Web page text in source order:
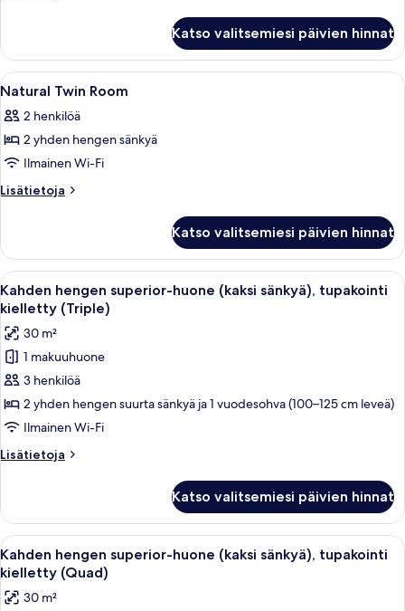
Room
Katso valitsemiesi päivien hinnat
Avaa
kaikki
huonetyypin
Natural
Twin
Room
Hotellihuone, jossa on kaksi sänkyä,
8
Natural Twin Room
2 henkilöä
2 yhden hengen sänkyä
Ilmainen Wi-Fi
Lisätietoja
Lisätietoja
Room
Katso valitsemiesi päivien hinnat
Avaa
kaikki
huonetyypin
Kahden
hengen
superior-
huone
(kaksi
sänkyä),
tupakointi
(Triple)
kuvat
Hotellihuone, jossa on kaksi sänkyä,
11
Kahden hengen superior-huone (kaksi sänkyä), tupakointi
kielletty (Triple)
30 m²
1 makuuhuone
3 henkilöä
2 yhden hengen suurta sänkyä ja 1 vuodesohva (100–125 cm leveä)
Ilmainen Wi-Fi
Lisätietoja
Lisätietoja
superior-
huone
(kaksi
sänkyä),
tupakointi
kielletty
Katso valitsemiesi päivien hinnat
Avaa
kaikki
huonetyypin
Kahden
Hotellihuone, jossa on kaksi sänkyä,
10
Kahden hengen superior-huone (kaksi sänkyä), tupakointi
kielletty (Quad)
30 m²